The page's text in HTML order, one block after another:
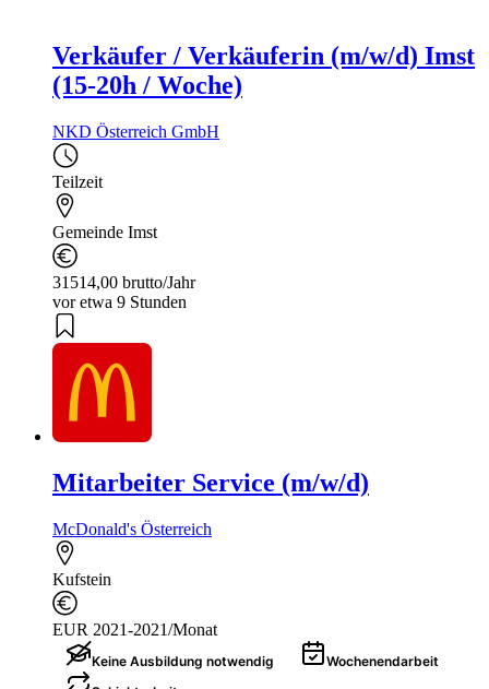
Verkäufer / Verkäuferin (m/w/d) Imst
(15-20h / Woche)
NKD Österreich GmbH
Teilzeit
Gemeinde Imst
31514,00 brutto/Jahr
vor etwa 9 Stunden
Mitarbeiter Service (m/w/d)
McDonald's Österreich
Kufstein
EUR 2021-2021/Monat
Keine Ausbildung notwendig
Wochenendarbeit